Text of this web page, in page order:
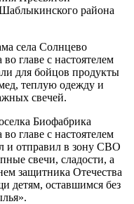
района
села Солнцево
главе с настоятелем
для бойцов продукты
теплую одежду и
свечей.
Биофабрика
главе с настоятелем
и отправил в зону СВО
свечи, сладости, а
защитника Отечества
детям, оставшимся без